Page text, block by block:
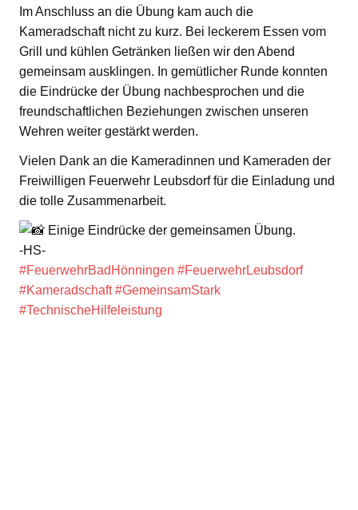
Im Anschluss an die Übung kam auch die
Kameradschaft nicht zu kurz. Bei leckerem Essen vom
Grill und kühlen Getränken ließen wir den Abend
gemeinsam ausklingen. In gemütlicher Runde konnten
die Eindrücke der Übung nachbesprochen und die
freundschaftlichen Beziehungen zwischen unseren
Wehren weiter gestärkt werden.
Vielen Dank an die Kameradinnen und Kameraden der
Freiwilligen Feuerwehr Leubsdorf für die Einladung und
die tolle Zusammenarbeit.
Einige Eindrücke der gemeinsamen Übung.
-HS-
#FeuerwehrBadHönningen #FeuerwehrLeubsdorf
#Kameradschaft #GemeinsamStark
#TechnischeHilfeleistung